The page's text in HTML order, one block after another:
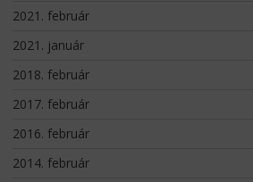
2021. február
2021. január
2018. február
2017. február
2016. február
2014. február